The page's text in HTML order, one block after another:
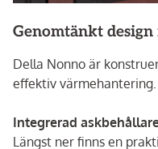
Genomtänkt
Della Nonno är
effektiv värmehantering.
Integrerad
Längst ner finns en